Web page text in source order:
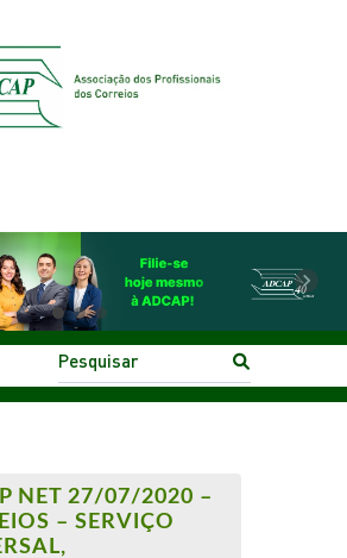
Next
NET 27/07/2020 –
– SERVIÇO